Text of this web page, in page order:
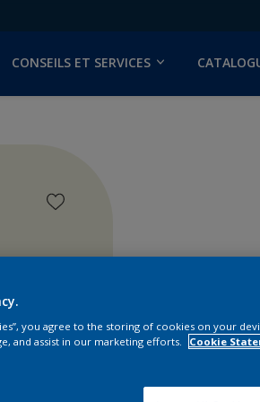
CONSEILS ET SERVICES
you agree to the storing of cookies on your
and assist in our marketing efforts.
Cookie